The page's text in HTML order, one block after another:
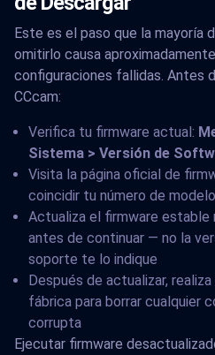
Este es el paso que la mayoría
omitirlo causa
configuraciones fallidas. Antes
CCcam:
Verifica tu firmware actual:
Sistema > Versión de
Visita la página oficial de
coincidir tu número de
Actualiza el firmware estable
antes de continuar — no la
soporte te lo indique
Después de actualizar,
fábrica para borrar cualquier
corrupta
Ejecutar firmware